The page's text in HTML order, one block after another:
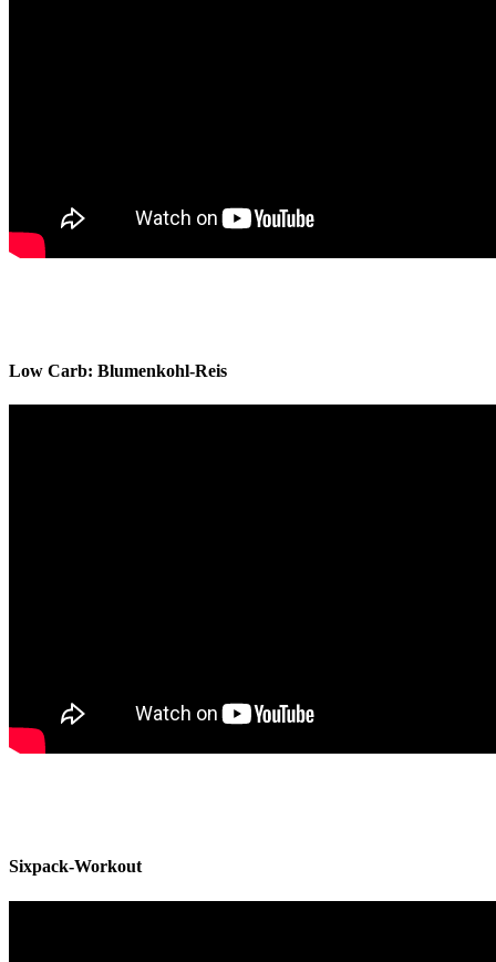
Low Carb: Blumenkohl-Reis
Sixpack-Workout